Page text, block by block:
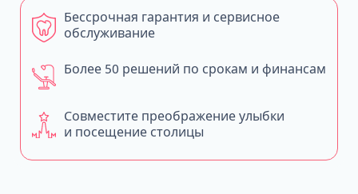
Совместите преображение улыбки
и посещение столицы
Бессрочная гарантия и сервисное
обслуживание
Более 50 решений по срокам и финансам